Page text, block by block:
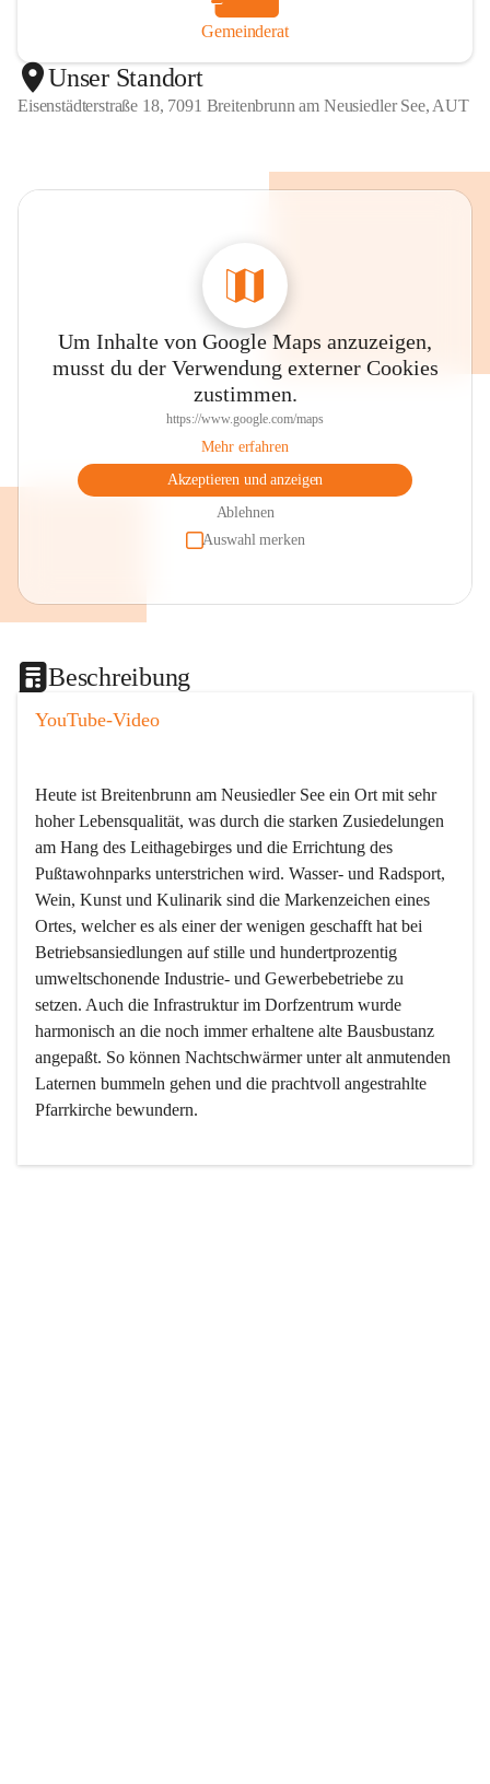
Gemeinderat
Unser Standort
Eisenstädterstraße 18, 7091 Breitenbrunn am Neusiedler See, AUT
Um Inhalte von Google Maps anzuzeigen,
musst du der Verwendung externer Cookies
zustimmen.
https://www.google.com/maps
Mehr erfahren
Akzeptieren und anzeigen
Ablehnen
Auswahl merken
Beschreibung
YouTube-Video
Heute ist Breitenbrunn am Neusiedler See ein Ort mit sehr
hoher Lebensqualität, was durch die starken Zusiedelungen
am Hang des Leithagebirges und die Errichtung des
Pußtawohnparks unterstrichen wird. Wasser- und Radsport,
Wein, Kunst und Kulinarik sind die Markenzeichen eines
Ortes, welcher es als einer der wenigen geschafft hat bei
Betriebsansiedlungen auf stille und hundertprozentig
umweltschonende Industrie- und Gewerbebetriebe zu
setzen. Auch die Infrastruktur im Dorfzentrum wurde
harmonisch an die noch immer erhaltene alte Bausbustanz
angepaßt. So können Nachtschwärmer unter alt anmutenden
Laternen bummeln gehen und die prachtvoll angestrahlte
Pfarrkirche bewundern.
Der Weinbau dominert heute nicht mehr, ist aber integrativer